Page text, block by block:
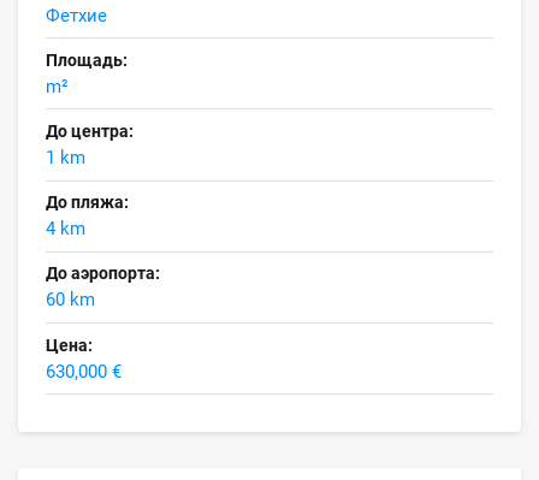
Фетхие
Площадь:
m²
До центра:
1 km
До пляжа:
4 km
До аэропорта:
60 km
Цена:
630,000 €